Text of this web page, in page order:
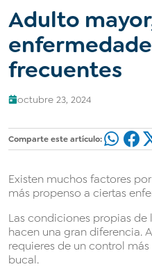
Adulto
frecuentes
octubre 23, 2024
Comparte este artículo:
Existen muchos factores
más propenso a ciertas
Las condiciones propias
hacen una gran diferencia.
requieres de un control
bucal.